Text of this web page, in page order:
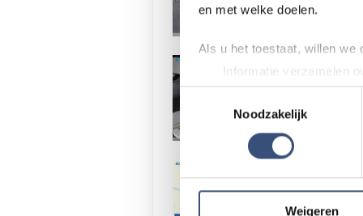
en met welke doelen.
Als u het toestaat, willen we
Informatie verzamelen
Uw apparaat
Lees meer over hoe uw
toestemming op elk
websiteverkeer te
media, adverteren en
Toestemmingsselectie
Noodzakelijk
Weigeren
Eigen